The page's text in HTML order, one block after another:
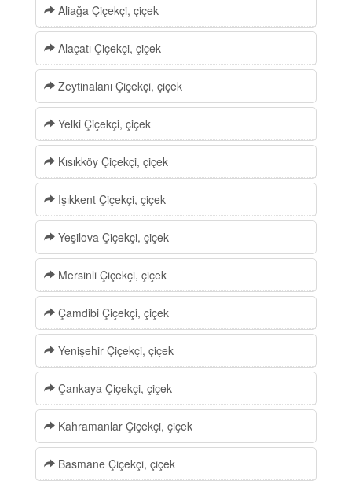
Aliağa Çiçekçi, çiçek
Alaçatı Çiçekçi, çiçek
Zeytinalanı Çiçekçi, çiçek
Yelki Çiçekçi, çiçek
Kısıkköy Çiçekçi, çiçek
Işıkkent Çiçekçi, çiçek
Yeşilova Çiçekçi, çiçek
Mersinli Çiçekçi, çiçek
Çamdibi Çiçekçi, çiçek
Yenişehir Çiçekçi, çiçek
Çankaya Çiçekçi, çiçek
Kahramanlar Çiçekçi, çiçek
Basmane Çiçekçi, çiçek